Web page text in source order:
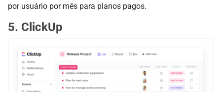
por usuário por mês para planos pagos.
5. ClickUp